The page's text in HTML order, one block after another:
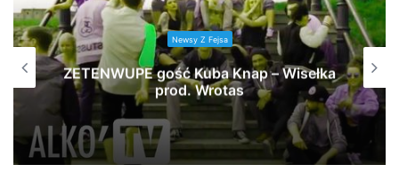
Newsy Z Fejsa
ZETENWUPE gość Kuba Knap – Wisełka
prod. Wrotas